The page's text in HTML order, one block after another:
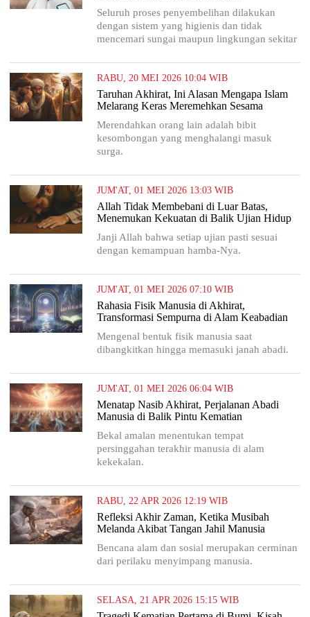
Seluruh proses penyembelihan dilakukan
dengan sistem yang higienis dan tidak
mencemari sungai maupun lingkungan sekitar
RABU, 20 MEI 2026 10:04 WIB
Taruhan Akhirat, Ini Alasan Mengapa Islam
Melarang Keras Meremehkan Sesama
Merendahkan orang lain adalah bibit
kesombongan yang menghalangi masuk
surga.
JUM'AT, 01 MEI 2026 13:03 WIB
Allah Tidak Membebani di Luar Batas,
Menemukan Kekuatan di Balik Ujian Hidup
Janji Allah bahwa setiap ujian pasti sesuai
dengan kemampuan hamba-Nya.
JUM'AT, 01 MEI 2026 07:10 WIB
Rahasia Fisik Manusia di Akhirat,
Transformasi Sempurna di Alam Keabadian
Mengenal bentuk fisik manusia saat
dibangkitkan hingga memasuki janah abadi.
JUM'AT, 01 MEI 2026 06:04 WIB
Menatap Nasib Akhirat, Perjalanan Abadi
Manusia di Balik Pintu Kematian
Bekal amalan menentukan tempat
persinggahan terakhir manusia di alam
kekekalan.
RABU, 22 APR 2026 12:19 WIB
Refleksi Akhir Zaman, Ketika Musibah
Melanda Akibat Tangan Jahil Manusia
Bencana alam dan sosial merupakan cerminan
dari perilaku menyimpang manusia.
SELASA, 21 APR 2026 15:15 WIB